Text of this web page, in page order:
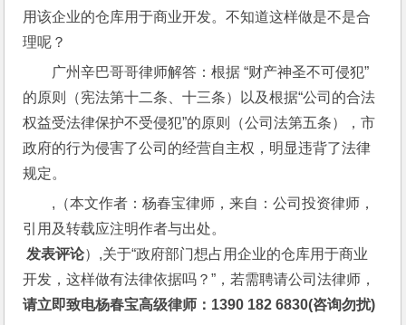
用该企业的仓库用于商业开发。不知道这样做是不是合
理呢？
广州辛巴哥哥律师解答：根据 “财产神圣不可侵犯”
的原则（宪法第十二条、十三条）以及根据“公司的合法
权益受法律保护不受侵犯”的原则（公司法第五条），市
政府的行为侵害了公司的经营自主权，明显违背了法律
规定。
,（本文作者：杨春宝律师，来自：公司投资律师，
引用及转载应注明作者与出处。
发表评论）,关于“政府部门想占用企业的仓库用于商业
开发，这样做有法律依据吗？”，若需聘请公司法律师，
请立即致电杨春宝高级律师：1390 182 6830(咨询勿扰)